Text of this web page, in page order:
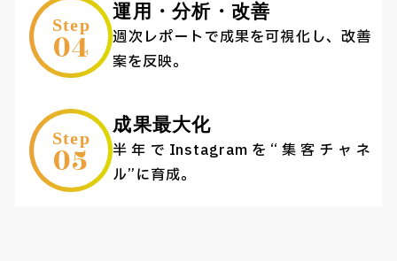
Step
04
運用・分析・改善
週次レポートで成果を可視化し、改善
案を反映。
Step
05
成果最大化
半年でInstagramを“集客チャネ
ル”に育成。